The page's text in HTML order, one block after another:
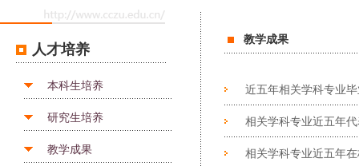
人才培养
本科生培养
研究生培养
教学成果
教学成果
近五年相关学科专业
相关学科专业近五年
相关学科专业近五年